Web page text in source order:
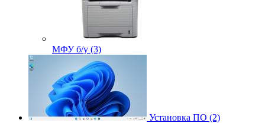
МФУ б/у (3)
Установка ПО (2)